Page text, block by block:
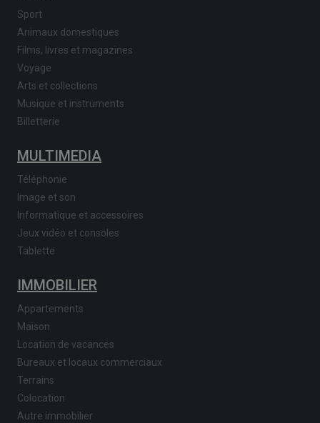
Sport
Animaux domestiques
Films, livres et magazines
Voyage
Arts et collections
Musique et instruments
Billetterie
MULTIMEDIA
Téléphonie
Image et son
Informatique et accessoires
Jeux vidéo et consoles
Tablette
IMMOBILIER
Appartements
Maison
Location de vacances
Bureaux et locaux commerciaux
Terrains
Colocation
Autre immobilier